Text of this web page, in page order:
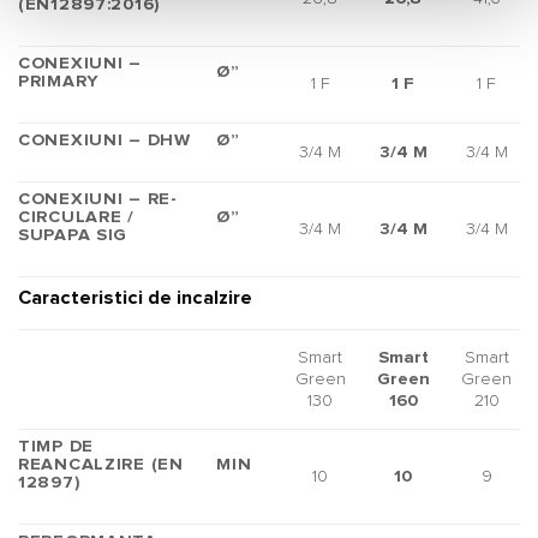
(EN12897:2016)
CONEXIUNI –
PRIMARY
Ø”
1 F 1 F 1 F
CONEXIUNI – DHW Ø”
3/4 M 3/4 M 3/4 M
CONEXIUNI – RE-
CIRCULARE /
SUPAPA SIG
Ø”
3/4 M 3/4 M 3/4 M
Caracteristici de incalzire
Smart
Green
130
Smart
Green
160
Smart
Green
210
TIMP DE
REANCALZIRE (EN
12897)
MIN
10 10 9